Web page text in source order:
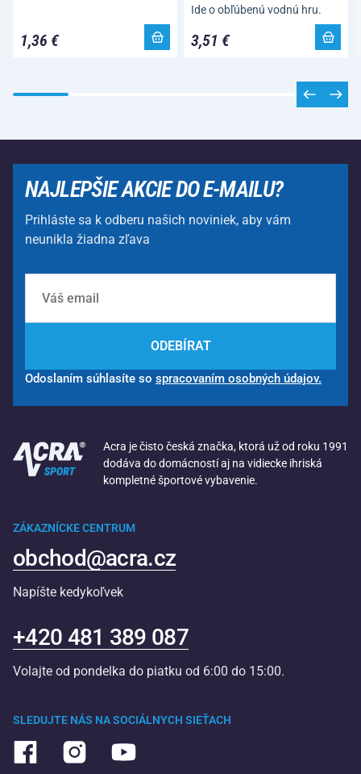
1,36 €
Ide o obľúbenú vodnú hru.
3,51 €
NAJLEPŠIE AKCIE DO E-MAILU?
Prihláste sa k odberu našich noviniek, aby vám
neunikla žiadna zľava
ODEBÍRAT
Odoslaním súhlasíte so spracovaním osobných údajov.
Acra je čisto česká značka, ktorá už od roku 1991
dodáva do domácností aj na vidiecke ihriská
kompletné športové vybavenie.
SLEDUJTE NÁS NA SOCIÁLNYCH SIEŤACH
ZÁKAZNÍCKE CENTRUM
obchod@acra.cz
Napíšte kedykoľvek
+420 481 389 087
Volajte od pondelka do piatku od 6:00 do 15:00.